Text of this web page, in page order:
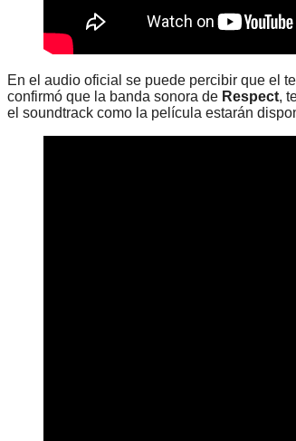
En el audio oficial se puede percibir que el
confirmó que la banda sonora de Respect,
el soundtrack como la película estarán